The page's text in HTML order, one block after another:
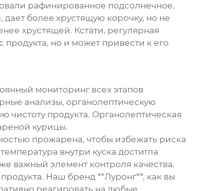
рафинированное подсолнечное,
более хрустящую корочку, но не
хрустящей. Кстати, регулярная
продукта, но и может привести к его
мониторинг всех этапов
анализы, органолептическую
продукта. Органолептическая
курицы.
прожарена, чтобы избежать риска
внутри куска достигла
важный элемент контроля качества.
Наш бренд **Луронг**, как вы